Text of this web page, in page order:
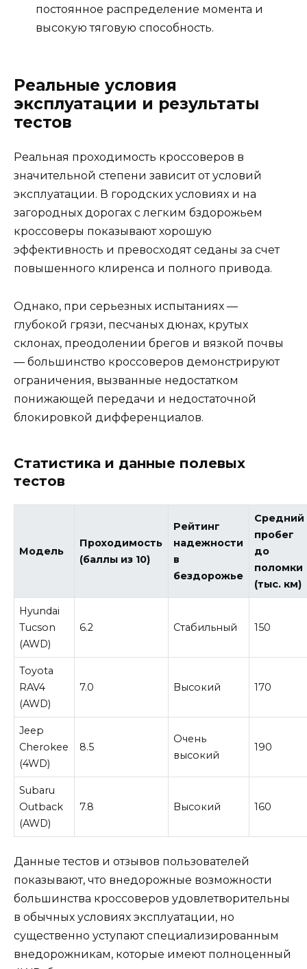
постоянное распределение момента и
высокую тяговую способность.
Реальные условия
эксплуатации и результаты
тестов
Реальная проходимость кроссоверов в
значительной степени зависит от условий
эксплуатации. В городских условиях и на
загородных дорогах с легким бздорожьем
кроссоверы показывают хорошую
эффективность и превосходят седаны за счет
повышенного клиренса и полного привода.
Однако, при серьезных испытаниях —
глубокой грязи, песчаных дюнах, крутых
склонах, преодолении брегов и вязкой почвы
— большинство кроссоверов демонстрируют
ограничения, вызванные недостатком
понижающей передачи и недостаточной
блокировкой дифференциалов.
Статистика и данные полевых
тестов
Модель
Проходимость
(баллы из 10)
Рейтинг
надежности
в
бездорожье
Средний
пробег
до
поломки
(тыс. км)
Hyundai
Tucson
(AWD)
6.2 Стабильный 150
Toyota
RAV4
(AWD)
7.0 Высокий 170
Jeep
Cherokee
(4WD)
8.5
Очень
высокий
190
Subaru
Outback
(AWD)
7.8 Высокий 160
Данные тестов и отзывов пользователей
показывают, что внедорожные возможности
большинства кроссоверов удовлетворительны
в обычных условиях эксплуатации, но
существенно уступают специализированным
внедорожникам, которые имеют полноценный